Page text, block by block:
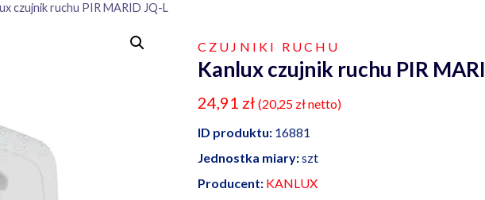
czujnik ruchu PIR MARID JQ-L
CZUJNIKI RUCHU
Kanlux czujnik ruchu PIR
24,91 zł (20,25 złnetto)
ID produktu:16881
Jednostka miary:szt
Producent: KANLUX